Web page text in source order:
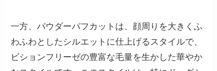
一方、パウダーパフカットは、顔周りを大きくふ
わふわとしたシルエットに仕上げるスタイルで、
ビションフリーゼの豊富な毛量を生かした華やか